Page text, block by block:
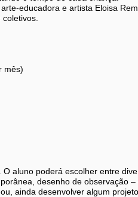
educadora e artista Eloisa
mês)
aluno poderá escolher entre
desenho de observação
ainda desenvolver algum